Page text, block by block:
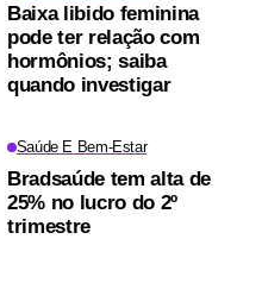
Baixa libido feminina
pode ter relação com
hormônios; saiba
quando investigar
Saúde E Bem-Estar
Bradsaúde tem alta de
25% no lucro do 2º
trimestre